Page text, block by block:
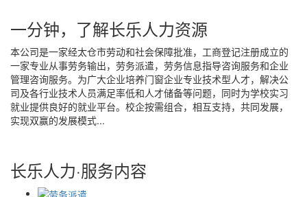
一分钟，了解长乐人力资源
本公司是一家经太仓市劳动和社会保障批准，工商登记注册成立的
一家专业从事劳务输出，劳务派遣，劳务信息指导咨询服务和企业
管理咨询服务。为广大企业培养门窗企业专业技术型人才，解决公
司及各行业技术人员满足率低和人才储备等问题，同时为学校实习
就业提供良好的就业平台。校企按需组合，相互支持，共同发展，
实现双赢的发展模式...
长乐人力·服务内容